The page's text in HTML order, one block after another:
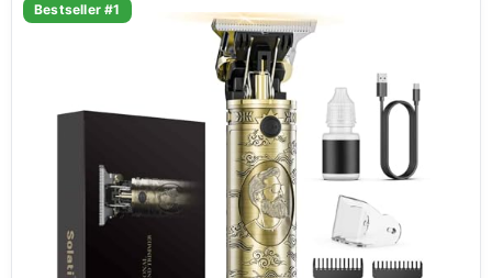
Bestseller #1